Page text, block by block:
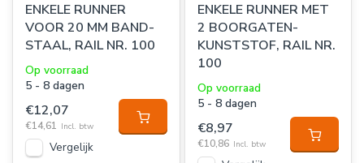
ENKELE RUNNER
VOOR 20 MM BAND-
STAAL, RAIL NR. 100
Op voorraad
5 - 8 dagen
€12,07
€14,61 Incl. btw
Vergelijk
ENKELE RUNNER MET
2 BOORGATEN-
KUNSTSTOF, RAIL NR.
100
Op voorraad
5 - 8 dagen
€8,97
€10,86 Incl. btw